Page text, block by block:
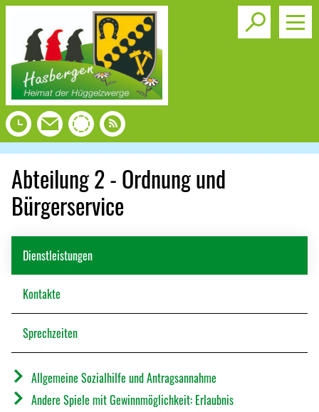
Toggle
Abteilung 2 - Ordnung und
Bürgerservice
Dienstleistungen
Kontakte
Sprechzeiten
Allgemeine Sozialhilfe und Antragsannahme
Andere Spiele mit Gewinnmöglichkeit: Erlaubnis